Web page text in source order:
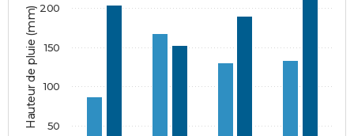
Hauteur de pluie (mm) 50
100
150
200